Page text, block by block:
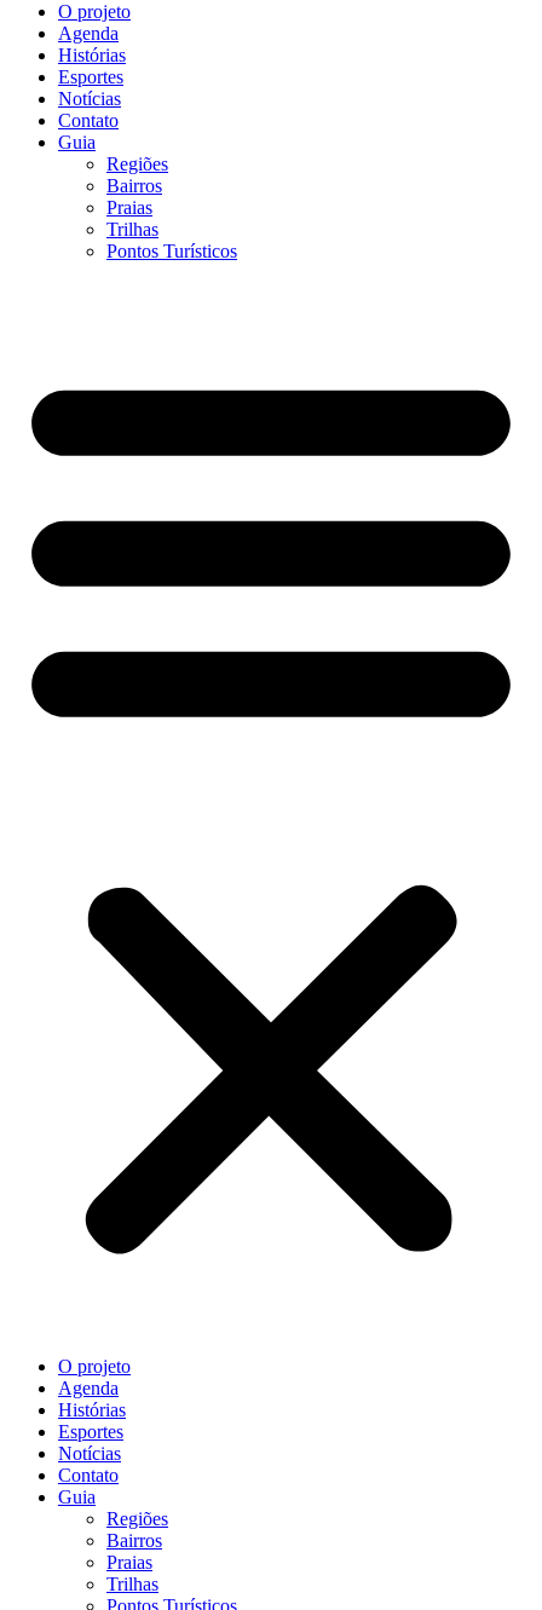
O projeto
Agenda
Histórias
Esportes
Notícias
Contato
Guia
Regiões
Bairros
Praias
Trilhas
Pontos Turísticos
O projeto
Agenda
Histórias
Esportes
Notícias
Contato
Guia
Regiões
Bairros
Praias
Trilhas
Pontos Turísticos